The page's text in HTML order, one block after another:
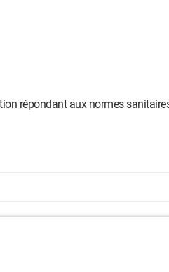
répondant aux normes